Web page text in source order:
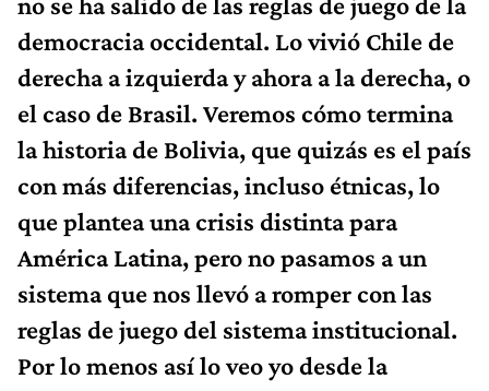
democracia occidental. Lo vivió Chile de
derecha a izquierda y ahora a la derecha, o
el caso de Brasil. Veremos cómo termina
la historia de Bolivia, que quizás es el país
con más diferencias, incluso étnicas, lo
que plantea una crisis distinta para
América Latina, pero no pasamos a un
sistema que nos llevó a romper con las
reglas de juego del sistema institucional.
Por lo menos así lo veo yo desde la